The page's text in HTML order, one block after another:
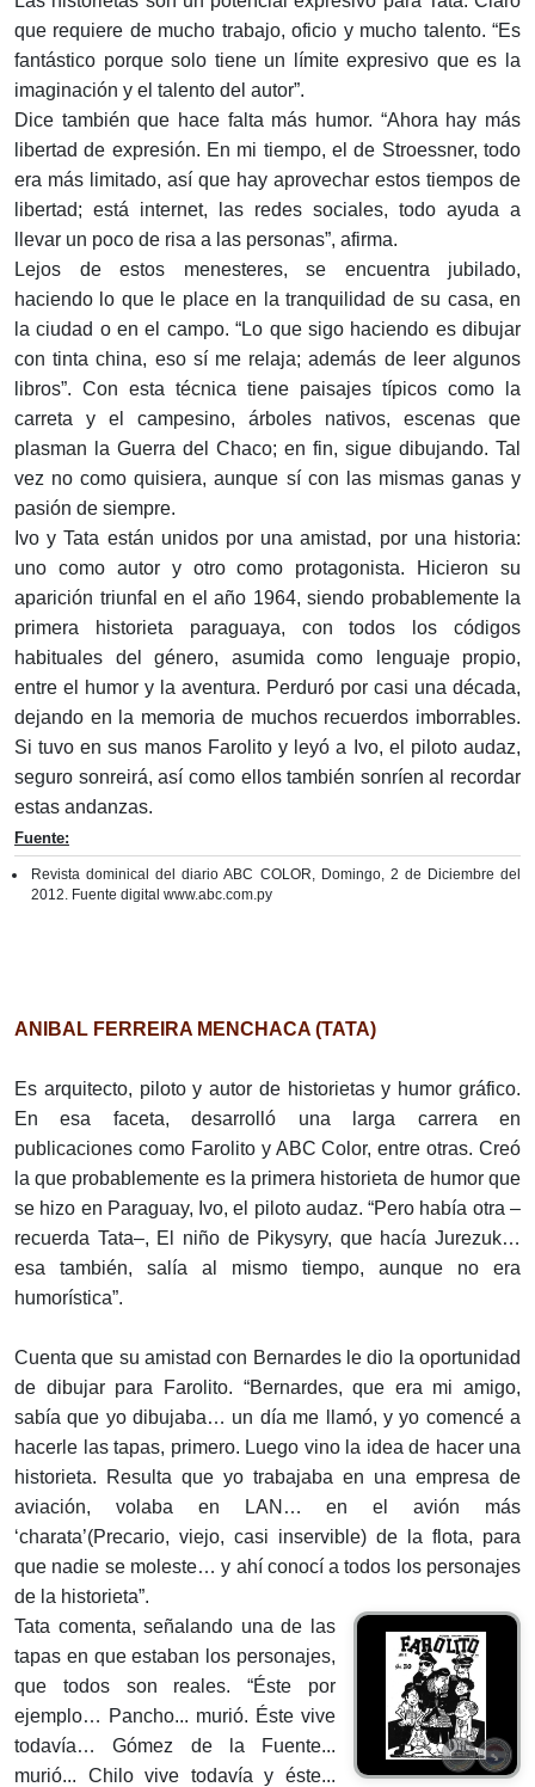
que requiere de mucho trabajo, oficio y mucho talento. “Es
fantástico porque solo tiene un límite expresivo que es la
imaginación y el talento del autor”.
Dice también que hace falta más humor. “Ahora hay más
libertad de expresión. En mi tiempo, el de Stroessner, todo
era más limitado, así que hay aprovechar estos tiempos de
libertad; está internet, las redes sociales, todo ayuda a
llevar un poco de risa a las personas”, afirma.
Lejos de estos menesteres, se encuentra jubilado,
haciendo lo que le place en la tranquilidad de su casa, en
la ciudad o en el campo. “Lo que sigo haciendo es dibujar
con tinta china, eso sí me relaja; además de leer algunos
libros”. Con esta técnica tiene paisajes típicos como la
carreta y el campesino, árboles nativos, escenas que
plasman la Guerra del Chaco; en fin, sigue dibujando. Tal
vez no como quisiera, aunque sí con las mismas ganas y
pasión de siempre.
Ivo y Tata están unidos por una amistad, por una historia:
uno como autor y otro como protagonista. Hicieron su
aparición triunfal en el año 1964, siendo probablemente la
primera historieta paraguaya, con todos los códigos
habituales del género, asumida como lenguaje propio,
entre el humor y la aventura. Perduró por casi una década,
dejando en la memoria de muchos recuerdos imborrables.
Si tuvo en sus manos Farolito y leyó a Ivo, el piloto audaz,
seguro sonreirá, así como ellos también sonríen al recordar
estas andanzas.
Fuente:
Revista dominical del diario ABC COLOR, Domingo, 2 de Diciembre del
2012. Fuente digital www.abc.com.py
ANIBAL FERREIRA MENCHACA (TATA)
Es arquitecto, piloto y autor de historietas y humor gráfico.
En esa faceta, desarrolló una larga carrera en
publicaciones como Farolito y ABC Color, entre otras. Creó
la que probablemente es la primera historieta de humor que
se hizo en Paraguay, Ivo, el piloto audaz. “Pero había otra –
recuerda Tata–, El niño de Pikysyry, que hacía Jurezuk…
esa también, salía al mismo tiempo, aunque no era
humorística”.
Cuenta que su amistad con Bernardes le dio la oportunidad
de dibujar para Farolito. “Bernardes, que era mi amigo,
sabía que yo dibujaba… un día me llamó, y yo comencé a
hacerle las tapas, primero. Luego vino la idea de hacer una
historieta. Resulta que yo trabajaba en una empresa de
aviación, volaba en LAN… en el avión más
‘charata’(Precario, viejo, casi inservible) de la flota, para
que nadie se moleste… y ahí conocí a todos los personajes
de la historieta”.
Tata comenta, señalando una de las
tapas en que estaban los personajes,
que todos son reales. “Éste por
ejemplo… Pancho... murió. Éste vive
todavía… Gómez de la Fuente...
murió... Chilo vive todavía y éste...